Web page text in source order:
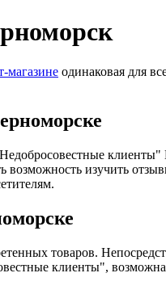
магазине одинаковая для
возможность изучить
товаров.
клиенты",